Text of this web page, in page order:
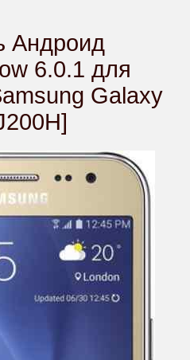
Андроид
6.0.1 для
Galaxy